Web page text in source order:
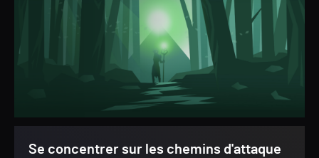
Se concentrer sur les chemins d'attaque